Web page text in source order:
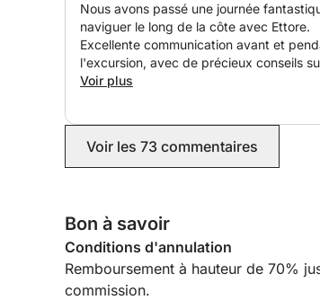
Nous avons passé une journée
naviguer le long de la côte avec Ettore.
Excellente communication avant et
l'excursion, avec de précieux conseils
endroits à visiter. Ettore était un hôte
Voir plus
Voir les 73 commentaires
Bon à savoir
Conditions d'annulation
Remboursement à hauteur de 70%
commission.